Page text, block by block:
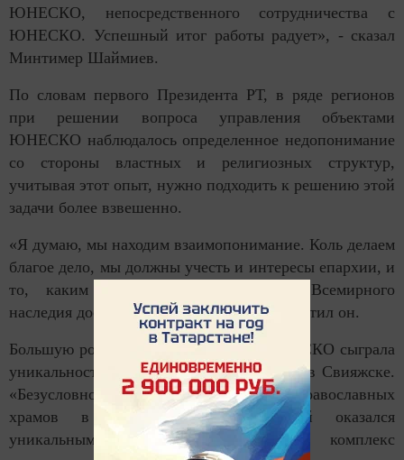
ЮНЕСКО, непосредственного сотрудничества с
ЮНЕСКО. Успешный итог работы радует», - сказал
Минтимер Шаймиев.
По словам первого Президента РТ, в ряде регионов
при решении вопроса управления объектами
ЮНЕСКО наблюдалось определенное недопонимание
со стороны властных и религиозных структур,
учитывая этот опыт, нужно подходить к решению этой
задачи более взвешенно.
«Я думаю, мы находим взаимопонимание. Коль делаем
благое дело, мы должны учесть и интересы епархии, и
то, каким образом сделать объект Всемирного
наследия доступным для туристов», - отметил он.
Большую роль в выборе экспертов ЮНЕСКО сыграла
уникальность архитектурного памятника в Свияжске.
«Безусловно, среди такого множества православных
храмов в России наш Успенский оказался
уникальным. Поэтому монастырский комплекс